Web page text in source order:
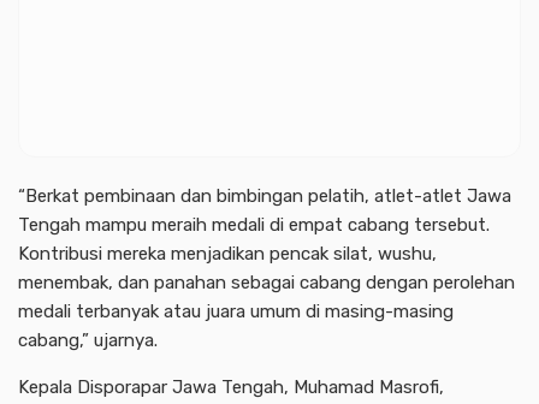
“Berkat pembinaan dan bimbingan pelatih, atlet-atlet Jawa
Tengah mampu meraih medali di empat cabang tersebut.
Kontribusi mereka menjadikan pencak silat, wushu,
menembak, dan panahan sebagai cabang dengan perolehan
medali terbanyak atau juara umum di masing-masing
cabang,” ujarnya.
Kepala Disporapar Jawa Tengah, Muhamad Masrofi,